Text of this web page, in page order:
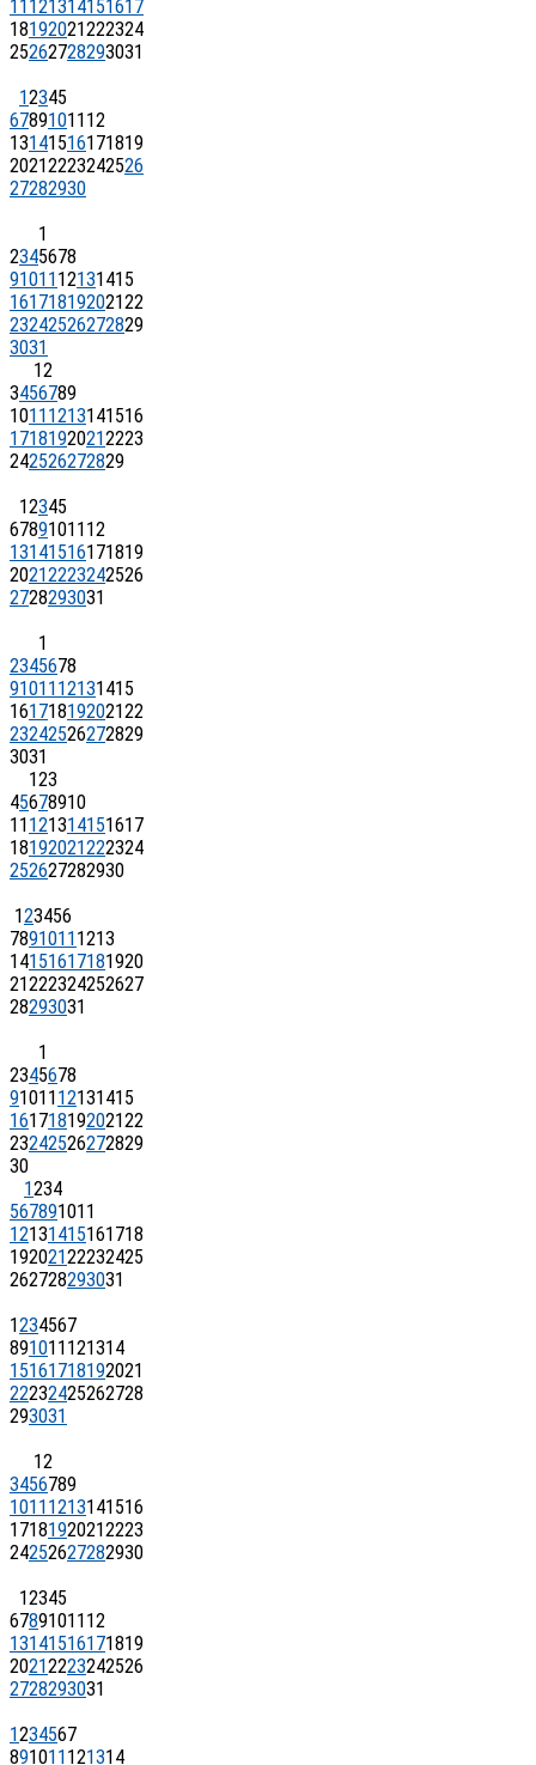
11 121314151617
18192021222324
25262728293031
12345
67891011 12
13141516171819
20212223242526
27282930
1
2345678
91011 12131415
16171819202122
23242526272829
3031
12
3456789
1011 1213141516
17181920212223
242526272829
12345
67891011 12
13141516171819
20212223242526
2728293031
1
2345678
91011 12131415
16171819202122
23242526272829
3031
123
45678910
11 121314151617
18192021222324
252627282930
123456
7891011 1213
14151617181920
21222324252627
28293031
1
2345678
91011 12131415
16171819202122
23242526272829
30
1234
567891011
12131415161718
19202122232425
262728293031
1234567
891011 121314
15161718192021
22232425262728
293031
12
3456789
1011 1213141516
17181920212223
24252627282930
12345
67891011 12
13141516171819
20212223242526
2728293031
1234567
891011 121314